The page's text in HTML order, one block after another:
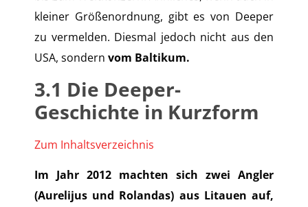
kleiner Größenordnung, gibt es von Deeper
zu vermelden. Diesmal jedoch nicht aus den
USA, sondern vom Baltikum.
3.1 Die Deeper-
Geschichte in Kurzform
Zum Inhaltsverzeichnis
Im Jahr 2012 machten sich zwei Angler
(Aurelijus und Rolandas) aus Litauen auf,